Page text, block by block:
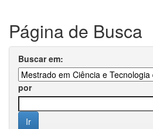
Página de Busca
Buscar em:
por